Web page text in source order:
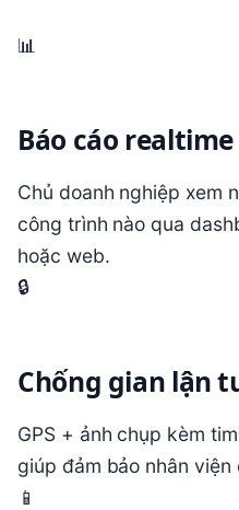
📊
Báo cáo realtime
Chủ doanh nghiệp xem
công trình nào qua
hoặc web.
🔒
Chống gian lận
GPS + ảnh chụp kèm
giúp đảm bảo nhân
📱